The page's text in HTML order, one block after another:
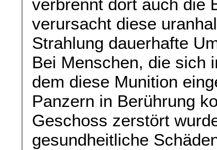
verbrennt dort auch die
verursacht diese
Strahlung dauerhafte
Bei Menschen, die sich
dem diese Munition
Panzern in Berührung
Geschoss zerstört
gesundheitliche